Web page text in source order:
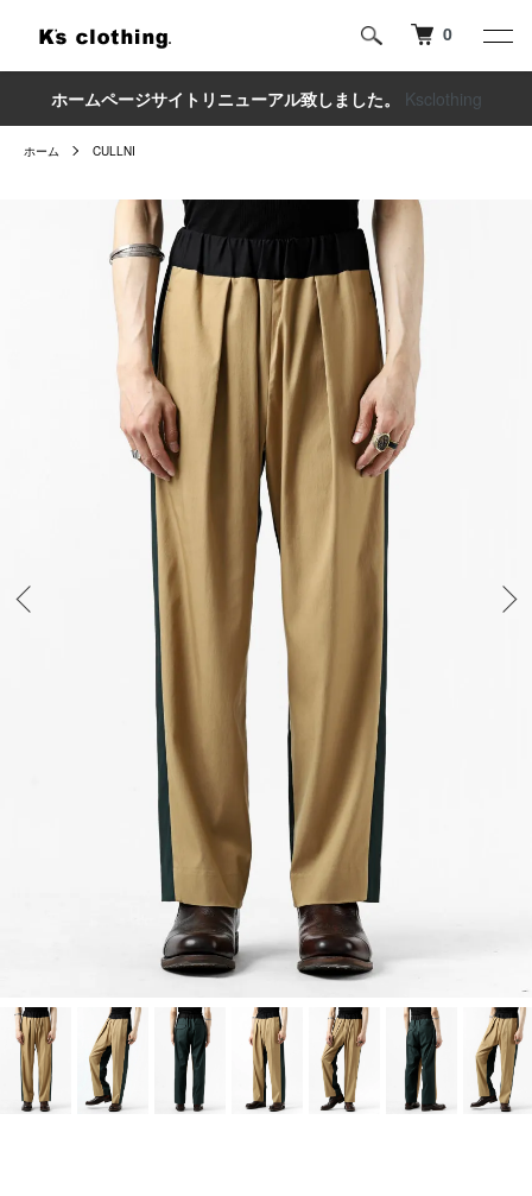
0
ホームページサイトリニューアル致しました。 Ksclothing
ホーム CULLNI